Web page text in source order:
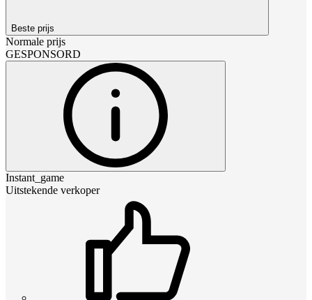
Beste prijs
Normale prijs
GESPONSORD
Instant_game
Uitstekende verkoper